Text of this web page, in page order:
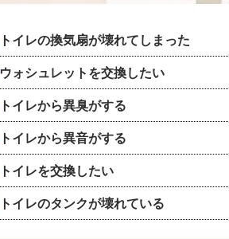
トイレの換気扇が壊れてしまった
ウォシュレットを交換したい
トイレから異臭がする
トイレから異音がする
トイレを交換したい
トイレのタンクが壊れている